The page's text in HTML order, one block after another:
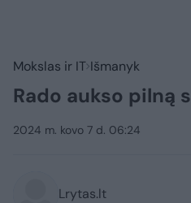
Mokslas ir IT Išmanyk
Rado aukso pilną
2024 m. kovo 7 d. 06:24
Lrytas.lt